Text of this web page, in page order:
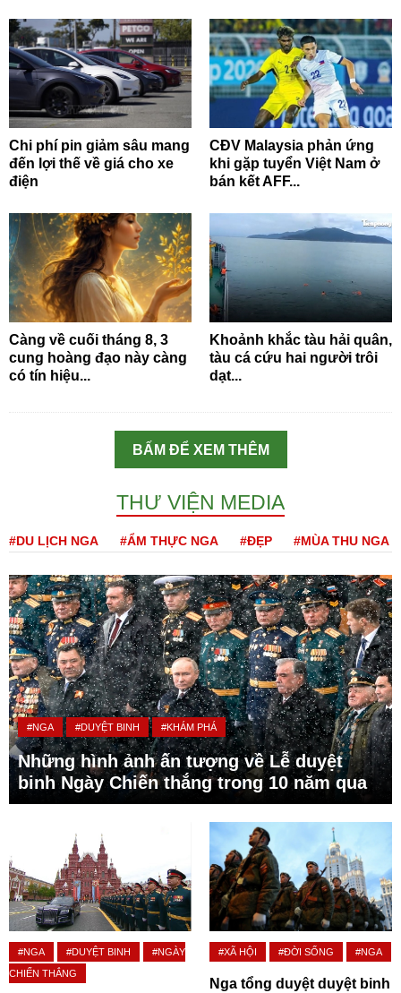
Chi phí pin giảm sâu mang
đến lợi thế về giá cho xe
điện
CĐV Malaysia phản ứng
khi gặp tuyển Việt Nam ở
bán kết AFF...
Càng về cuối tháng 8, 3
cung hoàng đạo này càng
có tín hiệu...
Khoảnh khắc tàu hải quân,
tàu cá cứu hai người trôi
dạt...
BẤM ĐỂ XEM THÊM
THƯ VIỆN MEDIA
#DU LỊCH NGA #ẨM THỰC NGA #ĐẸP #MÙA THU NGA
#NGA #DUYỆT BINH #KHÁM PHÁ
Những hình ảnh ấn tượng về Lễ duyệt
binh Ngày Chiến thắng trong 10 năm qua
#NGA #DUYỆT BINH
#NGÀY
CHIẾN THẮNG
#XÃ HỘI #ĐỜI SỐNG #NGA
Nga tổng duyệt duyệt binh